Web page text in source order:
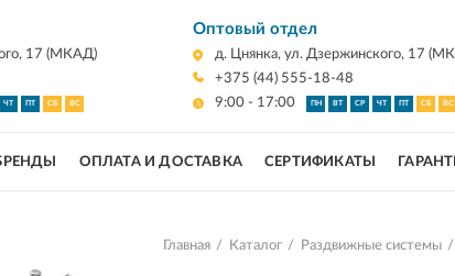
17 (МКАД)
ЧТ ПТ СБ ВС
Оптовый отдел
д. Цнянка, ул. Дзержинского, 17
+375 (44) 555-18-48
9:00 - 17:00
ПН ВТ СР ЧТ ПТ СБ ВС
ОПЛАТА И ДОСТАВКА СЕРТИФИКАТЫ
Главная Каталог Раздвижные системы